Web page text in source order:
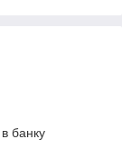
в банку